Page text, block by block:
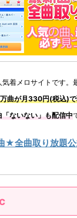
気着メロサイトです
曲が月330円(税込)
「ないない」も配信中
★全曲取り放題